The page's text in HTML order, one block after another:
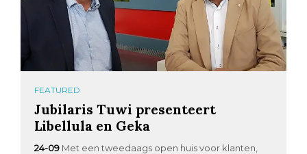
FEATURED
Jubilaris Tuwi presenteert
Libellula en Geka
24-09 Met een tweedaags open huis voor klanten,